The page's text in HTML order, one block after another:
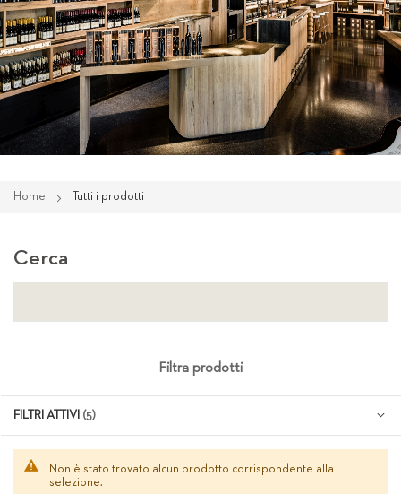
Home Tutti i prodotti
Non è stato trovato alcun prodotto corrispondente alla
selezione.
Cerca
Filtra prodotti
FILTRI ATTIVI